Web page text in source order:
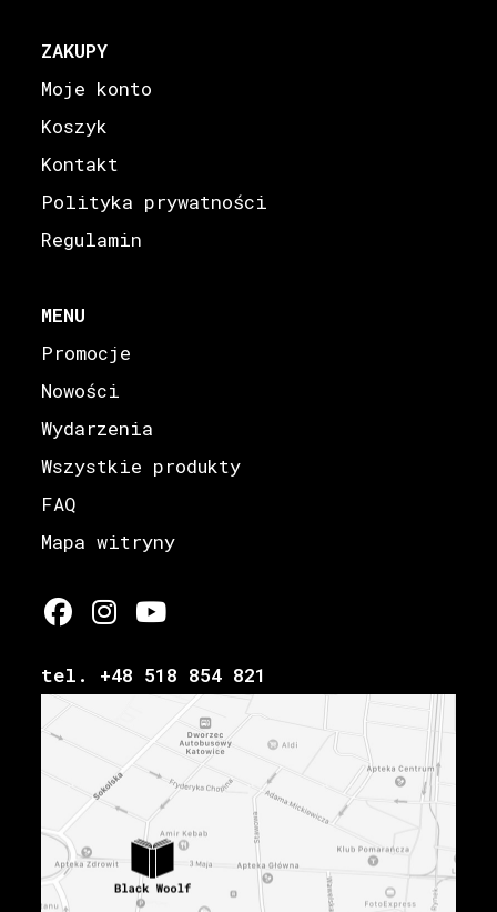
ZAKUPY
Moje konto
Koszyk
Kontakt
Polityka prywatności
Regulamin
MENU
Promocje
Nowości
Wydarzenia
Wszystkie produkty
FAQ
Mapa witryny
tel. +48 518 854 821